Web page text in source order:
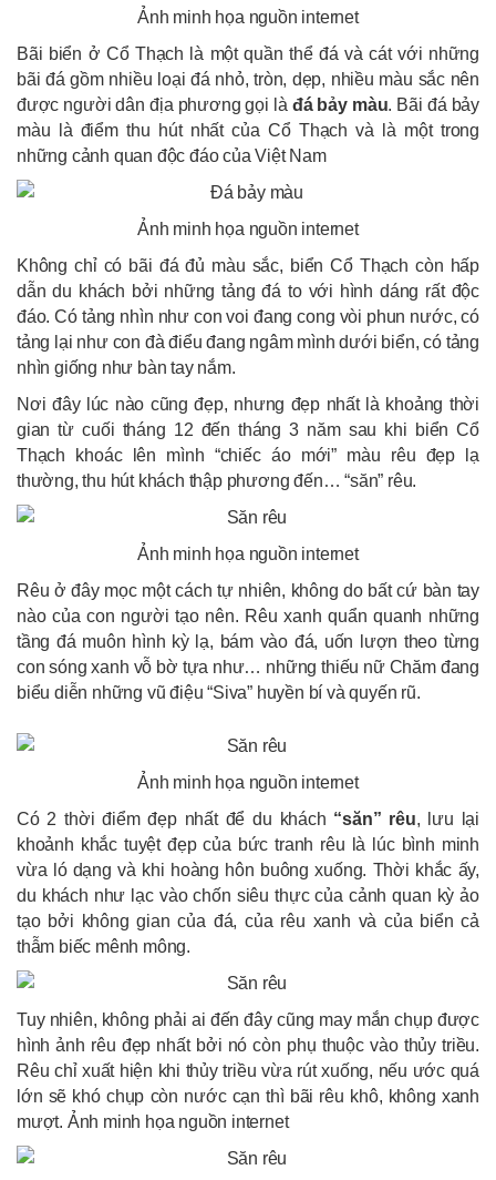
Ảnh minh họa nguồn internet
Bãi biển ở Cổ Thạch là một quần thể đá và cát với những
bãi đá gồm nhiều loại đá nhỏ, tròn, dẹp, nhiều màu sắc nên
được người dân địa phương gọi là đá bảy màu. Bãi đá bảy
màu là điểm thu hút nhất của Cổ Thạch và là một trong
những cảnh quan độc đáo của Việt Nam
Ảnh minh họa nguồn internet
Không chỉ có bãi đá đủ màu sắc, biển Cổ Thạch còn hấp
dẫn du khách bởi những tảng đá to với hình dáng rất độc
đáo. Có tảng nhìn như con voi đang cong vòi phun nước, có
tảng lại như con đà điểu đang ngâm mình dưới biển, có tảng
nhìn giống như bàn tay nắm.
Nơi đây lúc nào cũng đẹp, nhưng đẹp nhất là khoảng thời
gian từ cuối tháng 12 đến tháng 3 năm sau khi biển Cổ
Thạch khoác lên mình “chiếc áo mới” màu rêu đẹp lạ
thường, thu hút khách thập phương đến… “săn” rêu.
Ảnh minh họa nguồn internet
Rêu ở đây mọc một cách tự nhiên, không do bất cứ bàn tay
nào của con người tạo nên. Rêu xanh quẩn quanh những
tầng đá muôn hình kỳ lạ, bám vào đá, uốn lượn theo từng
con sóng xanh vỗ bờ tựa như… những thiếu nữ Chăm đang
biểu diễn những vũ điệu “Siva” huyền bí và quyến rũ.
Ảnh minh họa nguồn internet
Có 2 thời điểm đẹp nhất để du khách “săn” rêu, lưu lại
khoảnh khắc tuyệt đẹp của bức tranh rêu là lúc bình minh
vừa ló dạng và khi hoàng hôn buông xuống. Thời khắc ấy,
du khách như lạc vào chốn siêu thực của cảnh quan kỳ ảo
tạo bởi không gian của đá, của rêu xanh và của biển cả
thẫm biếc mênh mông.
Tuy nhiên, không phải ai đến đây cũng may mắn chụp được
hình ảnh rêu đẹp nhất bởi nó còn phụ thuộc vào thủy triều.
Rêu chỉ xuất hiện khi thủy triều vừa rút xuống, nếu ước quá
lớn sẽ khó chụp còn nước cạn thì bãi rêu khô, không xanh
mượt. Ảnh minh họa nguồn internet